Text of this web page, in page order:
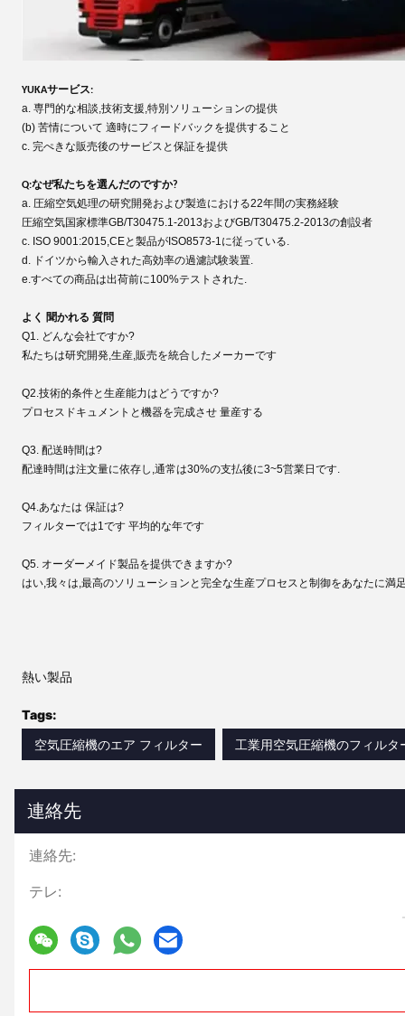
YUKAサービス:
a. 専門的な相談,技術支援,特別ソリューションの提供
(b) 苦情について 適時にフィードバックを提供すること
c. 完ぺきな販売後のサービスと保証を提供
Q:なぜ私たちを選んだのですか?
a. 圧縮空気処理の研究開発および製造における22年間の実務経験
圧縮空気国家標準GB/T30475.1-2013およびGB/T30475.2-2013の創設者
c. ISO 9001:2015,CEと製品がISO8573-1に従っている.
d. ドイツから輸入された高効率の過濾試験装置.
e.すべての商品は出荷前に100%テストされた.
よく 聞かれる 質問
Q1. どんな会社ですか?
私たちは研究開発,生産,販売を統合したメーカーです
Q2.技術的条件と生産能力はどうですか?
プロセスドキュメントと機器を完成させ 量産する
Q3. 配送時間は?
配達時間は注文量に依存し,通常は30%の支払後に3~5営業日です.
Q4.あなたは 保証は?
フィルターでは1です 平均的な年です
Q5. オーダーメイド製品を提供できますか?
はい,我々は,最高のソリューションと完全な生産プロセスと制御をあなたに
熱い製品
Tags:
空気圧縮機のエア フィルター
工業用空気圧縮機のフィルタ
連絡先
連絡先:
テレ: